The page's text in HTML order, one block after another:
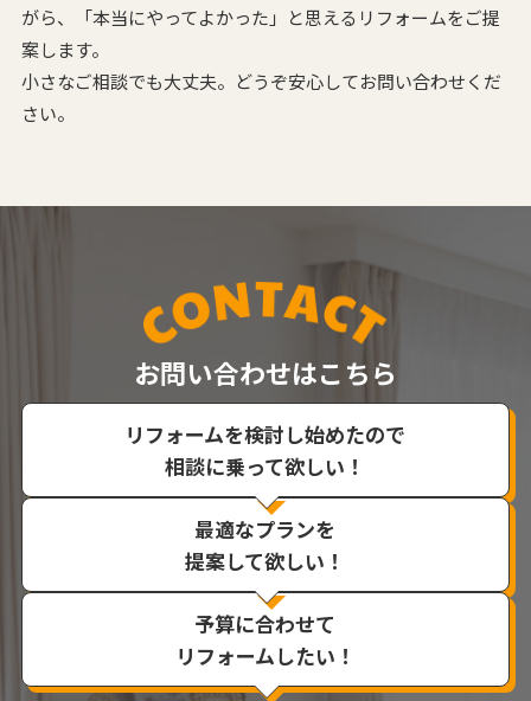
がら、
「本当にやってよかった」と思えるリフォームをご提
案します。
小さなご相談でも大丈夫。どうぞ安心してお問い合わせくだ
さい。
お問い合わせはこちら
リフォームを検討し始めたので
相談に乗って欲しい！
最適なプランを
提案して欲しい！
予算に合わせて
リフォームしたい！